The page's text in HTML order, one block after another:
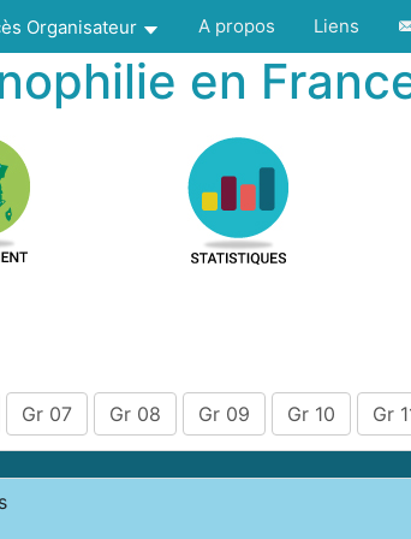
Organisateur A propos Liens
en
Gr 07 Gr 08 Gr 09 Gr 10 Gr